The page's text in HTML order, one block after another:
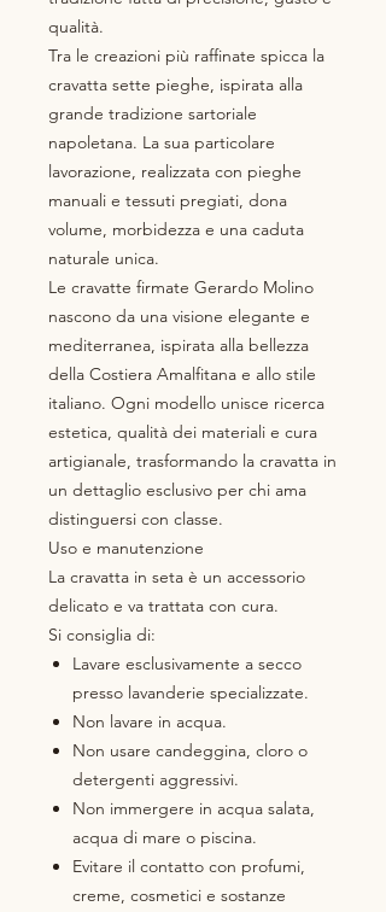
qualità.
Tra le creazioni più raffinate spicca la
cravatta sette pieghe, ispirata alla
grande tradizione sartoriale
napoletana. La sua particolare
lavorazione, realizzata con pieghe
manuali e tessuti pregiati, dona
volume, morbidezza e una caduta
naturale unica.
Le cravatte firmate Gerardo Molino
nascono da una visione elegante e
mediterranea, ispirata alla bellezza
della Costiera Amalfitana e allo stile
italiano. Ogni modello unisce ricerca
estetica, qualità dei materiali e cura
artigianale, trasformando la cravatta in
un dettaglio esclusivo per chi ama
distinguersi con classe.
Uso e manutenzione
La cravatta in seta è un accessorio
delicato e va trattata con cura.
Si consiglia di:
Lavare esclusivamente a secco
presso lavanderie specializzate.
Non lavare in acqua.
Non usare candeggina, cloro o
detergenti aggressivi.
Non immergere in acqua salata,
acqua di mare o piscina.
Evitare il contatto con profumi,
creme, cosmetici e sostanze